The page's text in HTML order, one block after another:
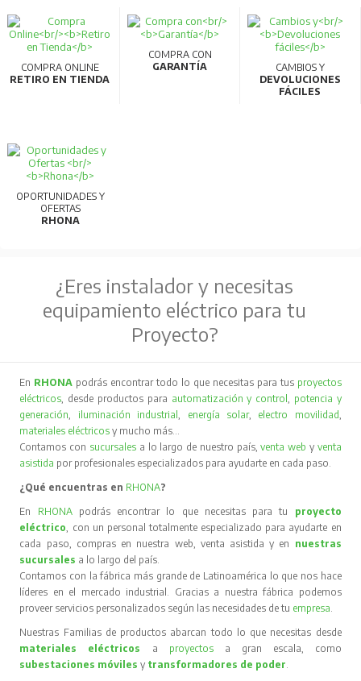
COMPRA ONLINE
RETIRO EN TIENDA
COMPRA CON
GARANTÍA
CAMBIOS Y
DEVOLUCIONES
FÁCILES
OPORTUNIDADES Y
OFERTAS
RHONA
¿Eres instalador y necesitas
equipamiento eléctrico para tu
Proyecto?
En RHONA podrás encontrar todo lo que necesitas para tus proyectos
eléctricos , desde productos para automatización y control
potencia y
generación
iluminación industrial energía solar, electro movilidad
materiales eléctricos y mucho más…
Contamos con sucursales a lo largo de nuestro país,venta web y venta
asistida por profesionales especializados para ayudarte en cada paso.
¿Qué encuentras en RHONA?
En RHONA podrás encontrar lo que necesitas para tu proyecto
eléctrico , con un personal totalmente especializado para ayudarte en
cada paso, compras en nuestra web, venta asistida y en nuestras
sucursales a lo largo del país.
Contamos con la fábrica más grande de Latinoamérica lo que nos hace
líderes en el mercado industrial. Gracias a nuestra fábrica podemos
proveer servicios personalizados según las necesidades de tu empresa
Nuestras Familias de productos abarcan todo lo que necesitas desde
materiales eléctricos
a proyectos
a gran escala, como
subestaciones móvilesy transformadores de poder